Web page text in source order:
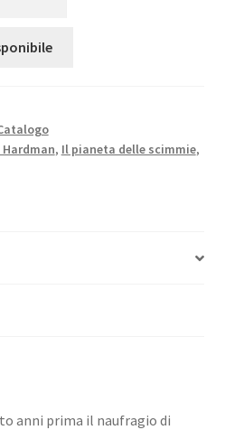
Hardman, Il pianeta delle scimmie,
anni prima il naufragio di